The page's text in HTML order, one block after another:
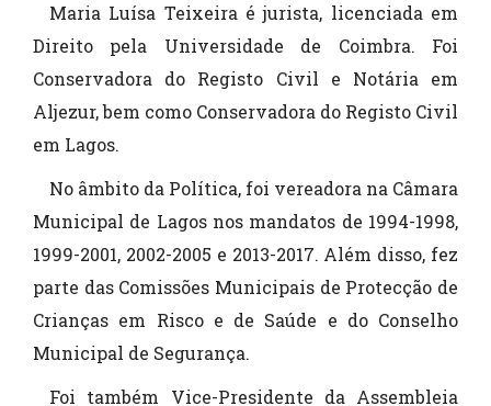
Maria Luísa Teixeira é jurista, licenciada em
Direito pela Universidade de Coimbra. Foi
Conservadora do Registo Civil e Notária em
Aljezur, bem como Conservadora do Registo Civil
em Lagos.
No âmbito da Política, foi vereadora na Câmara
Municipal de Lagos nos mandatos de 1994-1998,
1999-2001, 2002-2005 e 2013-2017. Além disso, fez
parte das Comissões Municipais de Protecção de
Crianças em Risco e de Saúde e do Conselho
Municipal de Segurança.
Foi também Vice-Presidente da Assembleia